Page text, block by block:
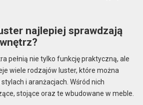
najlepiej sprawdzają
pełnią nie tylko funkcję praktyczną, ale
wiele rodzajów luster, które można
i aranżacjach. Wśród nich
stojące oraz te wbudowane w meble.